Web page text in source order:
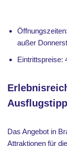
außer
Eintrittspreise:
Das Angebot in
Attraktionen für